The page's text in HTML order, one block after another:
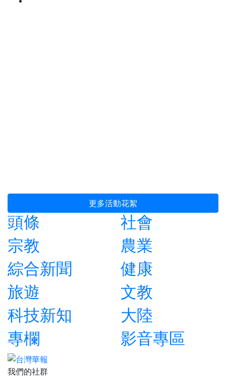
更多活動花絮
頭條
社會
宗教
農業
綜合新聞
健康
旅遊
文教
科技新知
大陸
專欄
影音專區
我們的社群